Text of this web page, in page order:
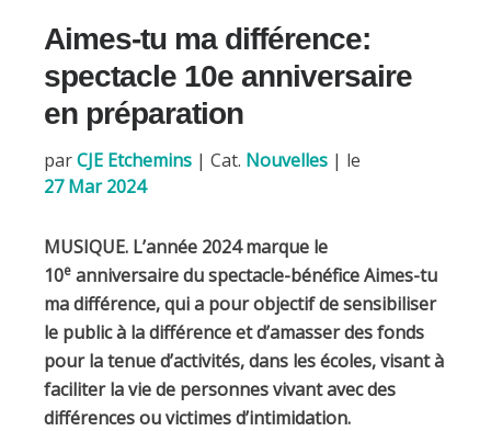
o
o
Aimes-tu ma différence:
spectacle 10e anniversaire
en préparation
parCJE Etchemins | Cat. Nouvelles | le
27 Mar 2024
MUSIQUE. L’année 2024 marque le
10e anniversaire du spectacle-bénéfice Aimes-tu
ma différence, qui a pour objectif de sensibiliser
le public à la différence et d’amasser des fonds
pour la tenue d’activités, dans les écoles, visant à
faciliter la vie de personnes vivant avec des
différences ou victimes d’intimidation.